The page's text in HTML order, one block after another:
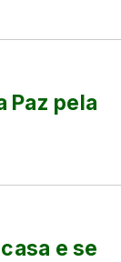
Paz pela
e se